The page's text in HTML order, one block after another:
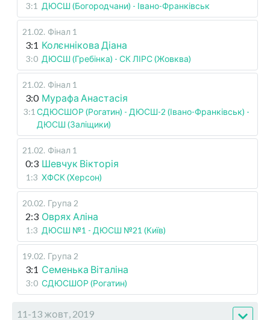
3:1 ДЮСШ (Богородчани) - Івано-Франківськ
21.02. Фінал 1
3:1 Колєннікова Діана
3:0 ДЮСШ (Гребінка) - СК ЛІРС (Жовква)
21.02. Фінал 1
3:0 Мурафа Анастасія
3:1 СДЮСШОР (Рогатин) - ДЮСШ-2 (Івано-Франківськ) -
ДЮСШ (Заліщики)
21.02. Фінал 1
0:3 Шевчук Вікторія
1:3 ХФСК (Херсон)
20.02. Група 2
2:3 Оврях Аліна
1:3 ДЮСШ №1 - ДЮСШ №21 (Київ)
19.02. Група 2
3:1 Семенька Віталіна
3:0 СДЮСШОР (Рогатин)
11-13 жовт, 2019